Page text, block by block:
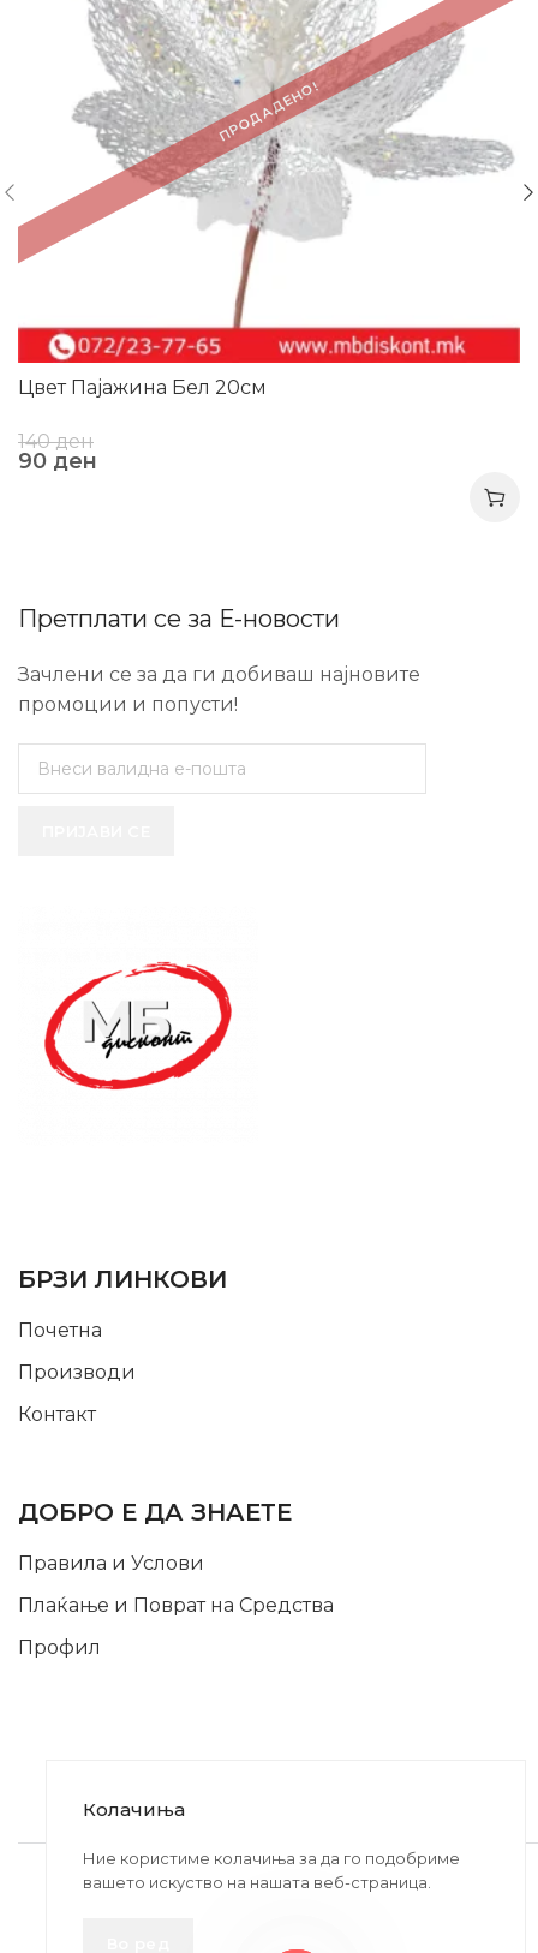
ПРОДАДЕНО!
Цвет Пајажина Бел 20см
140ден
90 ден
Претплати се за Е-новости
Зачлени се за да ги добиваш најновите
промоции и попусти!
БРЗИ ЛИНКОВИ
Почетна
Производи
Контакт
ДОБРО Е ДА ЗНАЕТЕ
Правила и Услови
Плаќање и Поврат на Средства
Профил
2020-2024 © MB DISKONT. Изработено од
БРАМИТ ДООЕЛ
Колачиња
Ние користиме колачиња за да го подобриме
вашето искуство на нашата веб-страница.